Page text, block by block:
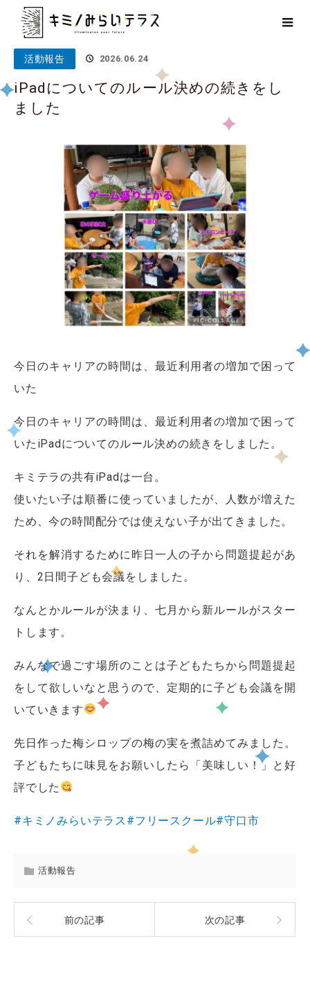
ホーム
ブログ
活動報告 iPadについてのルール決めの続きを
活動報告 2026.06.24
iPadについてのルール決めの続きをし
ました
今日のキャリアの時間は、最近利用者の増加で困って
いた
今日のキャリアの時間は、最近利用者の増加で困って
いたiPadについてのルール決めの続きをしました。
キミテラの共有iPadは一台。
使いたい子は順番に使っていましたが、人数が増えた
ため、今の時間配分では使えない子が出てきました。
それを解消するために昨日一人の子から問題提起があ
り、2日間子ども会議をしました。
なんとかルールが決まり、七月から新ルールがスター
トします。
みんなで過ごす場所のことは子どもたちから問題提起
をして欲しいなと思うので、定期的に子ども会議を開
いていきます
先日作った梅シロップの梅の実を煮詰めてみました。
子どもたちに味見をお願いしたら「美味しい！」と好
評でした
#キミノみらいテラス #フリースクール#守口市
活動報告
前の記事 次の記事